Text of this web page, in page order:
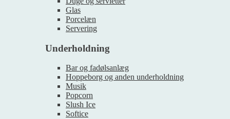
Glas
Porcelæn
Servering
Underholdning
Bar og fadølsanlæg
Hoppeborg og anden underholdning
Musik
Popcorn
Slush Ice
Softice